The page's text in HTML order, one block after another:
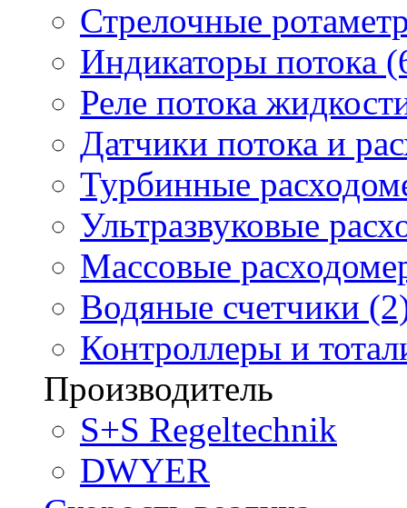
Стрелочные
Индикаторы потока
Реле потока
Датчики потока и
Турбинные
Ультразвуковые
Массовые
Водяные счетчики
Контроллеры и
Производитель
S+S Regeltechnik
DWYER